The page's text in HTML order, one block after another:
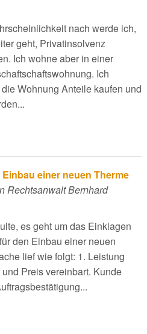
nach werde ich,
geht, Privatinsolvenz
Ich wohne aber in einer
Ich
Wohnung Anteile kaufen und
einer neuen Therme
Rechtsanwalt Bernhard
es geht um das Einklagen
den Einbau einer neuen
lief wie folgt: 1. Leistung
Preis vereinbart. Kunde